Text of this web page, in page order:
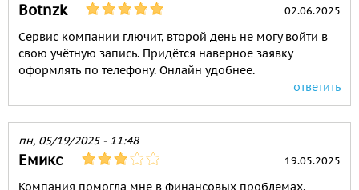
Botnzk 02.06.2025
Сервис компании глючит, второй день не могу войти в
свою учётную запись. Придётся наверное заявку
оформлять по телефону. Онлайн удобнее.
ответить
пн, 05/19/2025 - 11:48
Емикс 19.05.2025
Компания помогла мне в финансовых проблемах,